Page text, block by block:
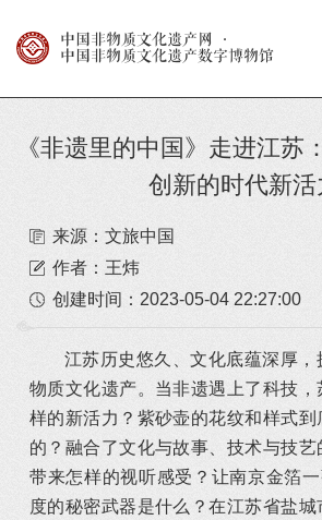
中国非物质文化遗产网
·
中国非物质文化遗产数字博物馆
《非遗里的中国》走进江苏
创新的时代新活
来源：文旅中国
作者：王炜
创建时间： 2023-05-04 22:27:00
江苏历史悠久、文化底蕴深厚
物质文化遗产。当非遗遇上了科技，
样的新活力？紫砂壶的花纹和样式
的？融合了文化与故事、技术与技艺
带来怎样的视听感受？让南京金箔一
度的秘密武器是什么？在江苏省盐